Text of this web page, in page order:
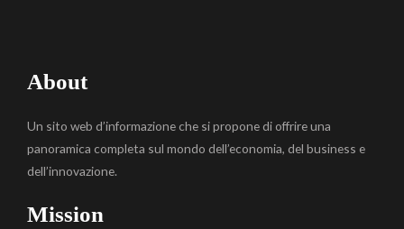
About
Un sito web d’informazione che si propone di offrire una
panoramica completa sul mondo dell’economia, del business e
dell’innovazione.
Mission